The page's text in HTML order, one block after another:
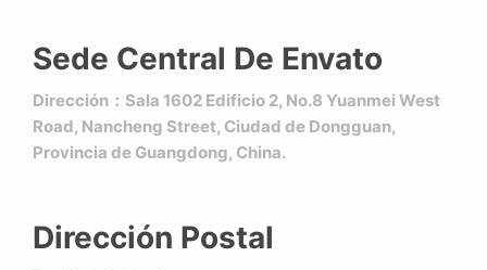
Sede Central De Envato
Dirección：Sala 1602 Edificio 2, No.8 Yuanmei West
Road, Nancheng Street, Ciudad de Dongguan,
Provincia de Guangdong, China.
Dirección Postal